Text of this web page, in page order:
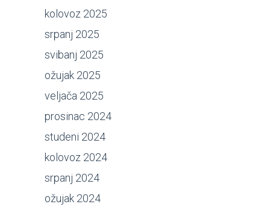
kolovoz 2025
srpanj 2025
svibanj 2025
ožujak 2025
veljača 2025
prosinac 2024
studeni 2024
kolovoz 2024
srpanj 2024
ožujak 2024